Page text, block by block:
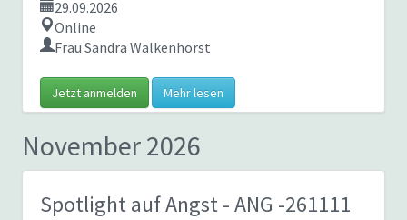
29.09.2026
Online
Frau Sandra Walkenhorst
Jetzt anmelden Mehr lesen
November 2026
Spotlight auf Angst- ANG -261111